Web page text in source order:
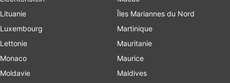
Lituanie
Luxembourg
Lettonie
Monaco
Moldavie
Îles Mariannes du Nord
Martinique
Mauritanie
Maurice
Maldives